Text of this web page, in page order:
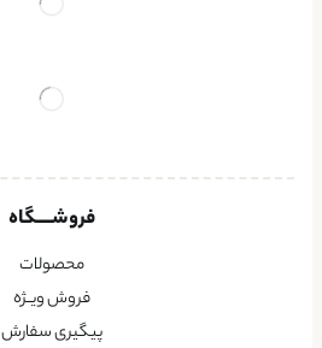
فروشــــگاه
محصولات
فروش ویــژه
پیگیری سفارش